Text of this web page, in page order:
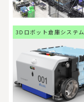
3Dロボット倉庫システム